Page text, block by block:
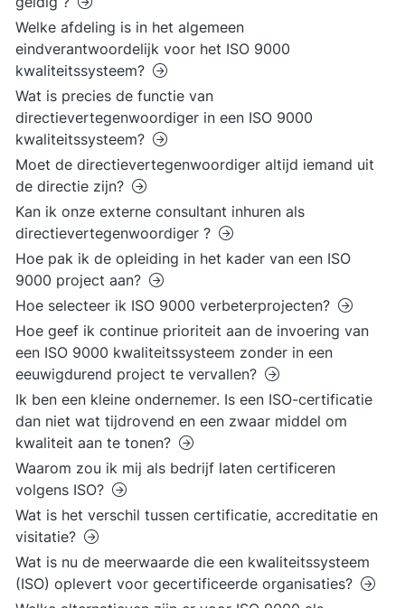
Welke afdeling is in het algemeen
eindverantwoordelijk voor het ISO 9000
kwaliteitssysteem?
Wat is precies de functie van
directievertegenwoordiger in een ISO 9000
kwaliteitssysteem?
Moet de directievertegenwoordiger altijd iemand uit
de directie zijn?
Kan ik onze externe consultant inhuren als
directievertegenwoordiger ?
Hoe pak ik de opleiding in het kader van een ISO
9000 project aan?
Hoe selecteer ik ISO 9000 verbeterprojecten?
Hoe geef ik continue prioriteit aan de invoering van
een ISO 9000 kwaliteitssysteem zonder in een
eeuwigdurend project te vervallen?
Ik ben een kleine ondernemer. Is een ISO-certificatie
dan niet wat tijdrovend en een zwaar middel om
kwaliteit aan te tonen?
Waarom zou ik mij als bedrijf laten certificeren
volgens ISO?
Wat is het verschil tussen certificatie, accreditatie en
visitatie?
Wat is nu de meerwaarde die een kwaliteitssysteem
(ISO) oplevert voor gecertificeerde organisaties?